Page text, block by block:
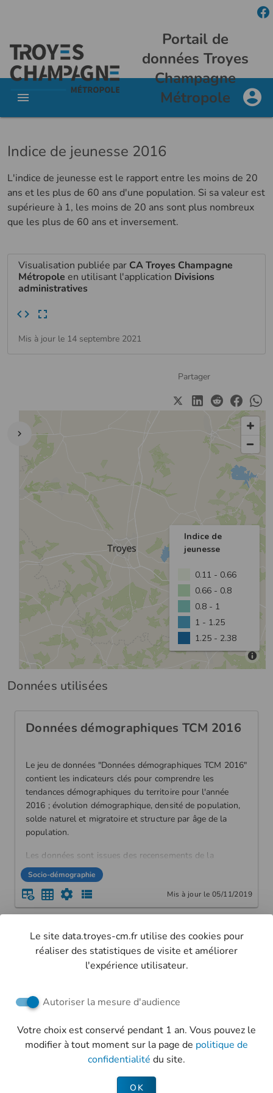
Portail de
données Troyes
Champagne
Métropole
Indice de jeunesse 2016
L'indice de jeunesse est le rapport entre les moins de 20
ans et les plus de 60 ans d'une population. Si sa valeur est
supérieure à 1, les moins de 20 ans sont plus nombreux
que les plus de 60 ans et inversement.
Visualisation publiée par CA Troyes Champagne
Métropole en utilisant l'application Divisions
administratives
Mis à jour le 14 septembre 2021
Partager
Données utilisées
Données démographiques TCM 2016
Le jeu de données "Données démographiques TCM 2016"
contient les indicateurs clés pour comprendre les
tendances démographiques du territoire pour l'année
2016 ; évolution démographique, densité de population,
solde naturel et migratoire et structure par âge de la
population.
Les données sont issues des recensements de la
population 2011 et 2016, plus particulièrement des
chiffres clés "Évolution et structure de la population en
2011 et 2016".
Socio-démographie
Mis à jour le 05/11/2019
retourner à la liste
Retrouvez-nous sur les réseaux sociaux
Troyes Champagne Métropole
Ville de Troyes
Politique de confidentialité
Le site data.troyes-cm.fr utilise des cookies pour
réaliser des statistiques de visite et améliorer
l'expérience utilisateur.
Autoriser la mesure d'audience
Votre choix est conservé pendant 1 an. Vous pouvez le
modifier à tout moment sur la page de politique de
confidentialité du site.
OK